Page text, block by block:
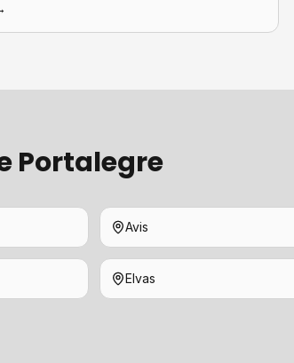
Portalegre
Avis
Elvas